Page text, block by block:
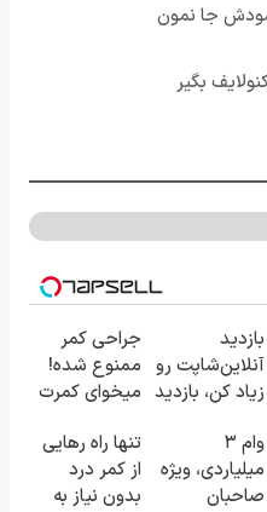
سودش جا نمون
بازدید
آنلاین‌شاپت رو
زیاد کن، بازدید
بیشتر
جراحی کمر
ممنوع شده!
میخوای کمرت
درمان کنی؟
((پرسش‌نامه))
وام ۳
میلیاردی، ویژه
صاحبان
تنها راه رهایی
از کمر درد
بدون نیاز به